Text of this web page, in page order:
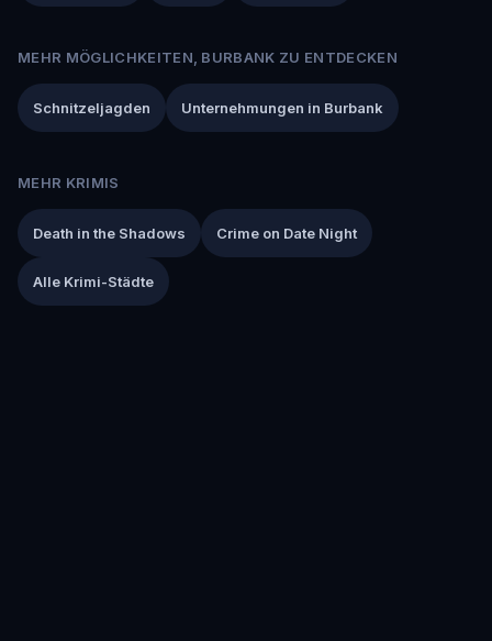
MEHR MÖGLICHKEITEN, BURBANK ZU ENTDECKEN
Schnitzeljagden Unternehmungen in Burbank
MEHR KRIMIS
Death in the Shadows Crime on Date Night
Alle Krimi-Städte